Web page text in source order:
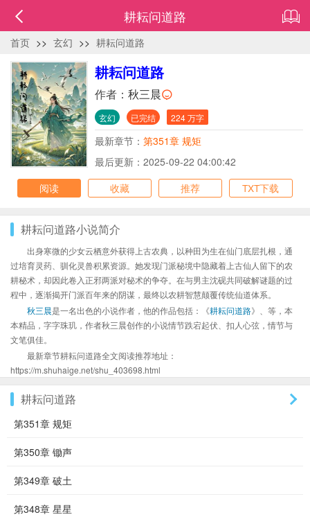
耕耘问道路
首页 >> 玄幻 >> 耕耘问道路
耕耘问道路
作者： 秋三晨
玄幻 已完结 224 万字
最新章节： 第351章 规矩
最后更新：2025-09-22 04:00:42
阅读
收藏 推荐 TXT下载
耕耘问道路小说简介
出身寒微的少女云栖意外获得上古农典，以种田为生在仙门底层扎根，通
过培育灵药、驯化灵兽积累资源。她发现门派秘境中隐藏着上古仙人留下的农
耕秘术，却因此卷入正邪两派对秘术的争夺。在与男主沈砚共同破解谜题的过
程中，逐渐揭开门派百年来的阴谋，最终以农耕智慧颠覆传统仙道体系。
秋三晨是一名出色的小说作者，他的作品包括：《耕耘问道路》、等，本
本精品，字字珠玑，作者秋三晨创作的小说情节跌宕起伏、扣人心弦，情节与
文笔俱佳。
最新章节耕耘问道路全文阅读推荐地址：
https://m.shuhaige.net/shu_403698.html
耕耘问道路
第351章 规矩
第350章 锄声
第349章 破土
第348章 星星